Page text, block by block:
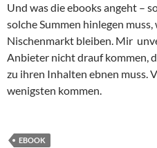
Und was die ebooks angeht –
solche Summen hinlegen muss,
Nischenmarkt bleiben. Mir
Anbieter nicht drauf kommen,
zu ihren Inhalten ebnen muss.
wenigsten kommen.
EBOOK